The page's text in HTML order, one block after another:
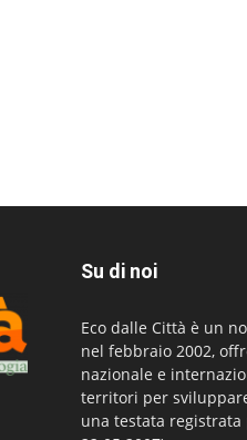
Su di noi
Eco dalle Città è un
nel febbraio 2002,
nazionale e
territori per
una testata